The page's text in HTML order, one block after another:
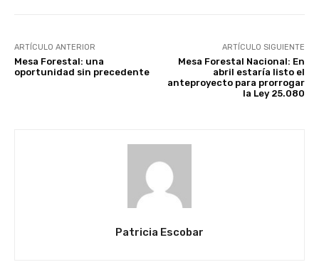
ARTÍCULO ANTERIOR
Mesa Forestal: una
oportunidad sin precedente
ARTÍCULO SIGUIENTE
Mesa Forestal Nacional: En
abril estaría listo el
anteproyecto para prorrogar
la Ley 25.080
Patricia Escobar